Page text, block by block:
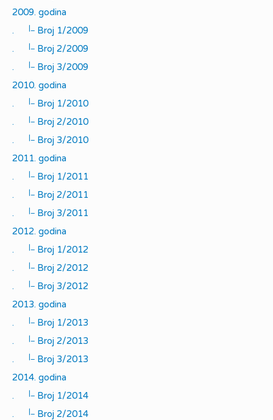
2009. godina
.
|_
Broj 1/2009
.
|_
Broj 2/2009
.
|_
Broj 3/2009
2010. godina
.
|_
Broj 1/2010
.
|_
Broj 2/2010
.
|_
Broj 3/2010
2011. godina
.
|_
Broj 1/2011
.
|_
Broj 2/2011
.
|_
Broj 3/2011
2012. godina
.
|_
Broj 1/2012
.
|_
Broj 2/2012
.
|_
Broj 3/2012
2013. godina
.
|_
Broj 1/2013
.
|_
Broj 2/2013
.
|_
Broj 3/2013
2014. godina
.
|_
Broj 1/2014
.
|_
Broj 2/2014